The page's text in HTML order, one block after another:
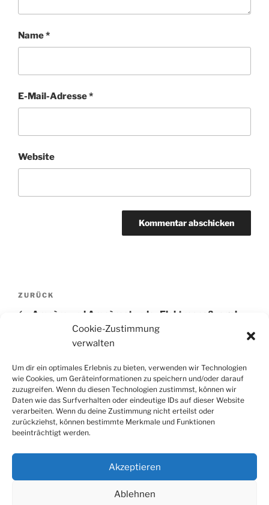
Cookie-Zustimmung
verwalten
Um dir ein optimales Erlebnis zu bieten, verwenden wir Technologien
wie Cookies, um Geräteinformationen zu speichern und/oder darauf
zuzugreifen. Wenn du diesen Technologien zustimmst, können wir
Daten wie das Surfverhalten oder eindeutige IDs auf dieser Website
verarbeiten. Wenn du deine Zustimmung nicht erteilst oder
zurückziehst, können bestimmte Merkmale und Funktionen
beeinträchtigt werden.
Akzeptieren
Ablehnen
Name*
E-Mail-Adresse*
Website
Beitragsnavigation
Vorheriger
Beitrag
ZURÜCK
Ampère und Ampèrestunde- Elektrospaßvogel –
Das lustiges Lexikon zum Elektroauto und der
Elektromobilität
Nächster
Beitrag
WEITER
AVAS – Elektrospaßvogel – Das lustige Lexikon zum
Elektroauto und der Elektromobilität